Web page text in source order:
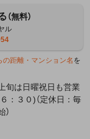
（無料）
ル
距離・マンション名 を
旬は日曜祝日も営業
：３０)（定休日：毎